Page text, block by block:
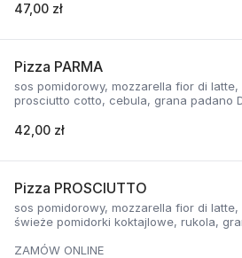
47,00 zł
Pizza PARMA
sos pomidorowy, mozzarella fior di latte,
prosciutto cotto, cebula, grana padano
42,00 zł
Pizza PROSCIUTTO
sos pomidorowy, mozzarella fior di
świeże pomidorki koktajlowe, rukola,
ZAMÓW ONLINE